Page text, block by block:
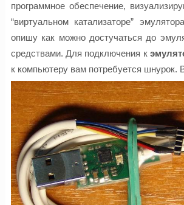
программное обеспечение,
“виртуальном катализаторе”
опишу как можно достучаться до
средствами. Для подключения к
к компьютеру вам потребуется шнурок.